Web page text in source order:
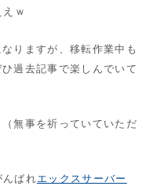
ｗ
りますが、移転作業中も
過去記事で楽しんでいて
無事を祈っていていただ
んばれエックスサーバー